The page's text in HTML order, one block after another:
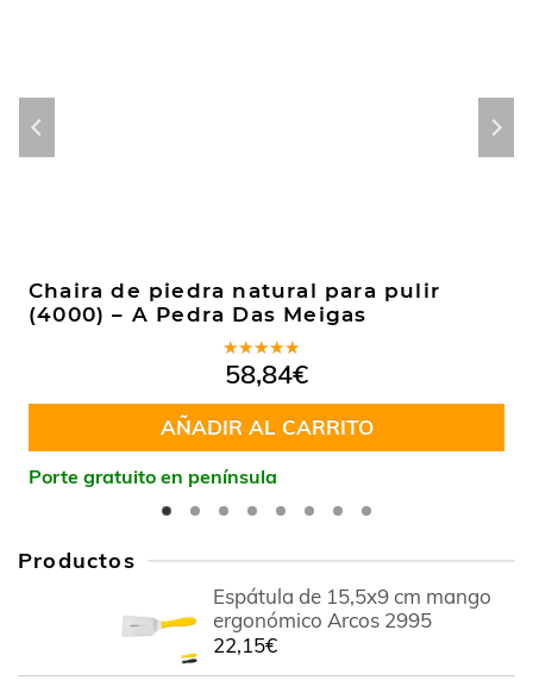
Chaira de piedra natural para pulir
(4000) – A Pedra Das Meigas
Valorado
en4.50
de 5
58,84€
AÑADIR AL CARRITO
Porte gratuito en península
Productos
Espátula de 15,5x9 cm mango
ergonómico Arcos 2995
22,15€